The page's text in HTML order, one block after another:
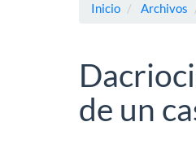
Inicio Archivos
de un